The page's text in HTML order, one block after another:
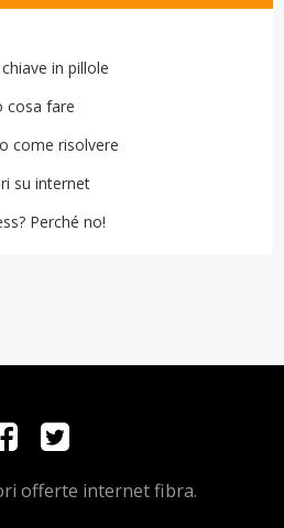
in pillole
cosa fare
come risolvere
su internet
Perché no!
offerte internet fibra.